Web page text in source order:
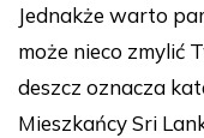
Jednakże warto
może nieco zmylić
deszcz oznacza
Mieszkańcy Sri